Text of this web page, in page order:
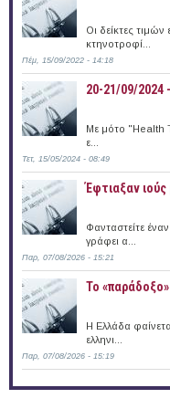
Οι δείκτες
κτηνοτροφί...
Πέμ, 15/09/2022 - 14:18
20-21/09/2024
Με μότο "Health
ε...
Τετ, 15/05/2024 - 08:49
Έφτιαξαν
Φανταστείτε
γράφει α...
Παρ, 07/08/2026 - 15:21
Το
Η Ελλάδα
ελληνι...
Παρ, 07/08/2026 - 15:19